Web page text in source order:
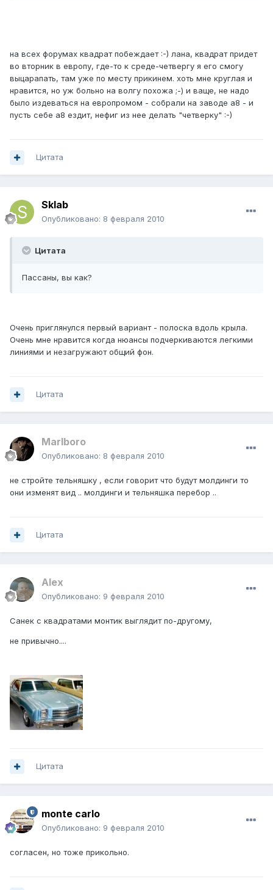
на всех форумах квадрат побеждает :-) лана, квадрат придет
во вторник в европу, где-то к среде-четвергу я его смогу
выцарапать, там уже по месту прикинем. хоть мне круглая и
нравится, но уж больно на волгу похожа ;-) и ваще, не надо
было издеваться на европромом - собрали на заводе а8 - и
пусть себе а8 ездит, нефиг из нее делать "четверку" :-)
Цитата
Sklab
Опубликовано: 8 февраля 2010
Цитата
Пассаны, вы как?
Очень приглянулся первый вариант - полоска вдоль крыла.
Очень мне нравится когда нюансы подчеркиваются легкими
линиями и незагружают общий фон.
Цитата
Marlboro
Опубликовано: 8 февраля 2010
не стройте тельняшку , если говорит что будут молдинги то
они изменят вид .. молдинги и тельняшка перебор ..
Цитата
Alex
Опубликовано: 9 февраля 2010
Санек с квадратами монтик выглядит по-другому,
не привычно....
Цитата
monte carlo
Опубликовано: 9 февраля 2010
согласен, но тоже прикольно.